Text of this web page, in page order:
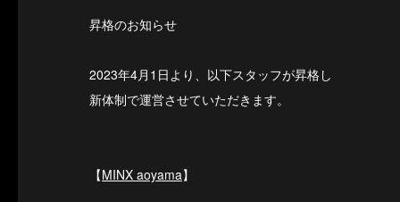
昇格のお知らせ
2023年4月1日より、以下スタッフが昇格し
新体制で運営させていただきます。
【MINX aoyama】